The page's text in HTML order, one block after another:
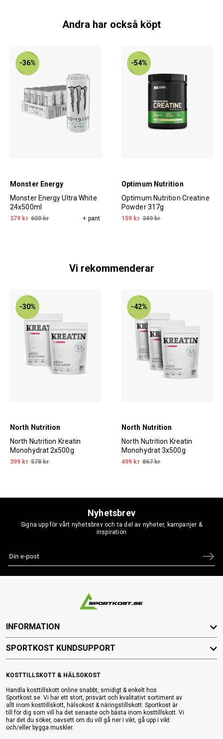
Andra har också köpt
-36%
Monster Energy
Monster Energy Ultra White
24x500ml
379 kr 600 kr + pant
-54%
Optimum Nutrition
Optimum Nutrition Creatine
Powder 317g
159 kr 349 kr
Vi rekommenderar
-30%
North Nutrition
North Nutrition Kreatin
Monohydrat 2x500g
399 kr 578 kr
-42%
North Nutrition
North Nutrition Kreatin
Monohydrat 3x500g
499 kr 867 kr
Nyhetsbrev
Signa upp för vårt nyhetsbrev och ta del av nyheter, kampanjer &
inspiration
KOSTTILLSKOTT & HÄLSOKOST
Handla kosttillskott online snabbt, smidigt & enkelt hos
Sportkost.se. Vi har ett stort, prisvärt och kvalitativt sortiment av
allt inom kosttillskott, hälsokost & näringstillskott. Sportkost är
till för dig som vill ha det senaste och bästa inom kosttillskott. Vi
har det du söker, oavsett om du vill gå ner i vikt, gå upp i vikt
och/eller bygga muskler.
INFORMATION
SPORTKOST KUNDSUPPORT